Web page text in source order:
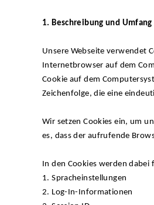
1. Beschreibung und
Unsere Webseite verwendet
Internetbrowser auf dem
Cookie auf dem
Zeichenfolge, die eine
Wir setzen Cookies ein, um
es, dass der aufrufende
In den Cookies werden
1. Spracheinstellungen
2. Log-In-Informationen